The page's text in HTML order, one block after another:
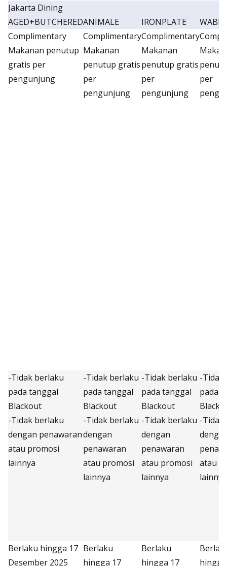
Jakarta Dining
AGED+BUTCHEREDANIMALE IRONPLATE
Complimentary
Makanan penutup
gratis per
pengunjung
Complimentary
Makanan
penutup gratis
per
pengunjung
Complimentary
Makanan
penutup gratis
per
pengunjung
per
-Tidak berlaku
pada tanggal
Blackout
-Tidak berlaku
dengan penawaran
atau promosi
lainnya
-Tidak berlaku
pada tanggal
Blackout
-Tidak berlaku
dengan
penawaran
atau promosi
lainnya
-Tidak berlaku
pada tanggal
Blackout
-Tidak berlaku
dengan
penawaran
atau promosi
lainnya
-Tidak
pada
-Tidak
atau
lainnya
Berlaku hingga 17
Desember 2025
Berlaku
hingga 17
Berlaku
hingga 17